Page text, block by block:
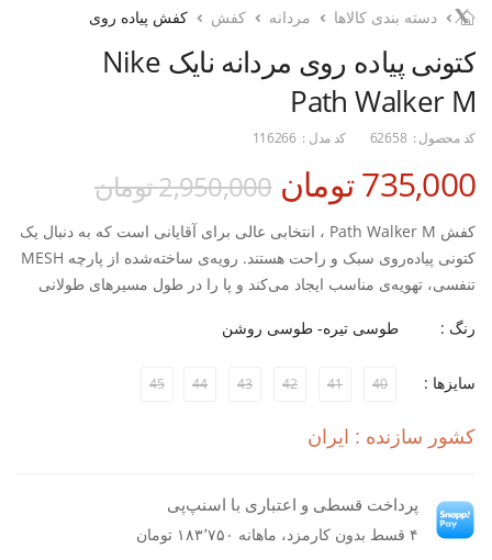
دسته بندی کالاها مردانه کفش کفش پیاده روی
کتونی پیاده روی مردانه نایک Nike
Path Walker M
کد محصول : 62658 کد مدل : 116266
735,000 تومان 2,950,000 تومان
کفش Path Walker M ، انتخابی عالی برای آقایانی است که به دنبال یک
کتونی پیاده‌روی سبک و راحت هستند. رویه‌ی ساخته‌شده از پارچه MESH
تنفسی، تهویه‌ی مناسب ایجاد می‌کند و پا را در طول مسیرهای طولانی
زیره‌ی PU مقاوم و سبک، علاوه بر جذب ضربه، ثبات و تعادل بیشتری
فیت مناسب روی پا شده و راحتی آن را در استفاده طولانی‌مدت تضمین
ورزشی شهری انتخابی کاربردی است.
می‌توانید از شرایط خرید اقساطی کفش ورزشی بهره‌مند شوید و یک
انتخاب راحت، سبک و بادوام برای تمرین و پیاده‌روی روزانه داشته باشید.
ویژگی‌ها:
رنگ : طوسی تیره- طوسی روشن
سایزها : 40
41
42
43
44
45
کشور سازنده : ایران
پرداخت قسطی و اعتباری با اسنپ‌پی
۴ قسط بدون کارمزد، ماهانه ۱۸۳٬۷۵۰ تومان